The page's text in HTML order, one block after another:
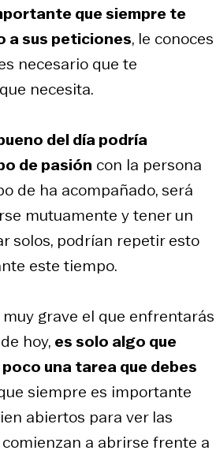
que siempre te
a sus peticiones, le conoces
necesario que te
necesita.
del día podría
de pasión con la persona
de ha acompañado, será
mutuamente y tener un
solos, podrían repetir esto
este tiempo.
grave el que enfrentarás
hoy, es solo algo que
una tarea que debes
siempre es importante
abiertos para ver las
a abrirse frente a